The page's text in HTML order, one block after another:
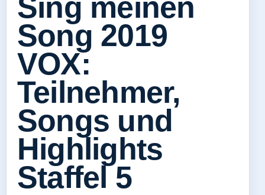
Sing meinen
Song 2019
VOX:
Teilnehmer,
Songs und
Highlights
Staffel 5